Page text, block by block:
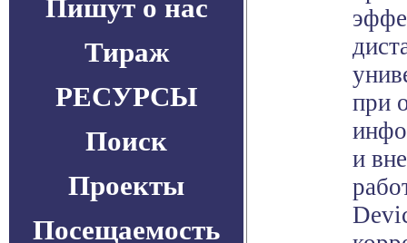
Пишут о нас
Тираж
РЕСУРСЫ
Поиск
Проекты
Посещаемость
при
и